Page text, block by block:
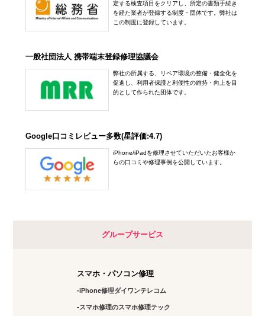
定する検査項目をクリアし、所定の書類手続き
を経た業者が登録する制度・団体です。弊社は
この制度に登録しています。
一般社団法人 携帯端末登録修理協議会
弊社の所属する、リペア環境の整備・健全化を
促進し、利用者保護と利便性の維持・向上を目
的として作られた団体です。
Google口コミレビュー多数(星評価:4.7)
iPhone/iPadを修理させていただいたお客様か
らの口コミや修理事例を公開しています。
グループサービス
スマホ・パソコン修理
iPhone修理ダイワンテレコム
スマホ修理のスマホ修理テック